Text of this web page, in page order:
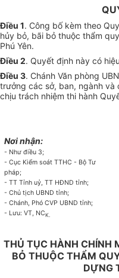
Điều 1. Công bố kèm theo
hủy bỏ, bãi bỏ thuộc thẩm
Phú Yên.
Điều 2. Quyết định này có
Điều 3. Chánh Văn phòng
trưởng các sở, ban, ngành và
chịu trách nhiệm thi hành
Nơi nhận:
- Như điều 3;
- Cục Kiểm soát TTHC - Bộ Tư
pháp;
- TT Tỉnh uỷ, TT HĐND tỉnh;
- Chủ tịch UBND tỉnh;
- Chánh, Phó CVP UBND tỉnh;
- Lưu: VT, NCK.
THỦ TỤC HÀNH CHÍNH
BỎ THUỘC THẨM
DỰNG